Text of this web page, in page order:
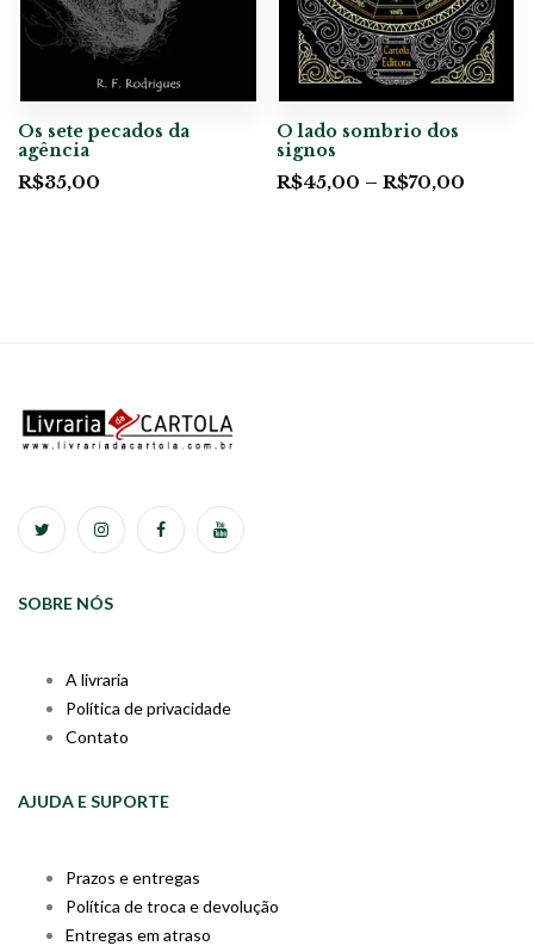
Os sete pecados da
agência
R$35,00
O lado sombrio dos
signos
R$45,00 – R$70,00
SOBRE NÓS
A livraria
Política de privacidade
Contato
AJUDA E SUPORTE
Prazos e entregas
Política de troca e devolução
Entregas em atraso